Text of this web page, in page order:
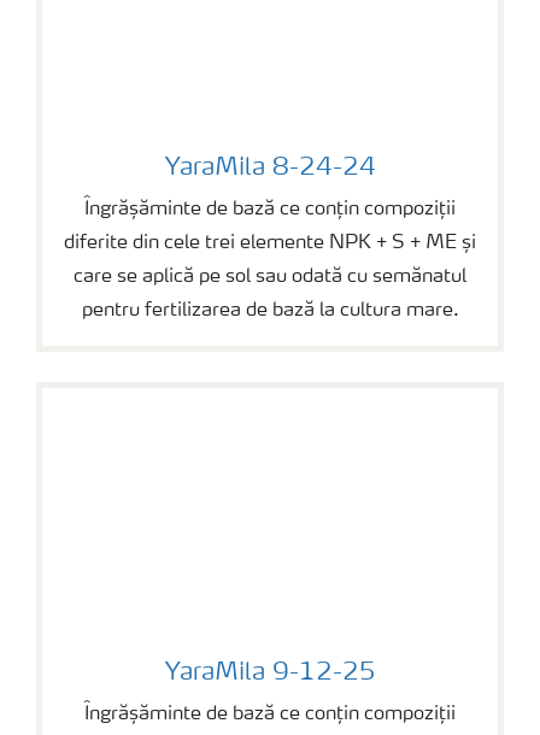
YaraMila 8-24-24
Îngrășăminte de bază ce conțin compoziții
diferite din cele trei elemente NPK + S + ME și
care se aplică pe sol sau odată cu semănatul
pentru fertilizarea de bază la cultura mare.
YaraMila 9-12-25
Îngrășăminte de bază ce conțin compoziții